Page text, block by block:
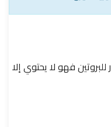
فهو لا يحتوي إلا